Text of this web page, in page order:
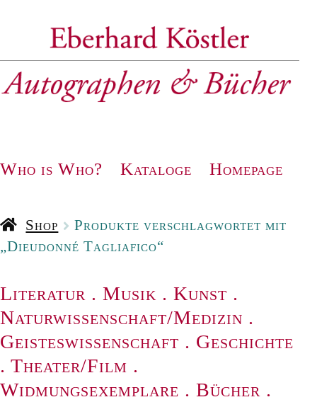
Navigation
Who is Who? Kataloge Homepage
Shop
Produkte verschlagwortet mit
„Dieudonné Tagliafico“
Literatur . Musik . Kunst .
Naturwissenschaft/Medizin .
Geisteswissenschaft . Geschichte
. Theater/Film .
Widmungsexemplare . Bücher .